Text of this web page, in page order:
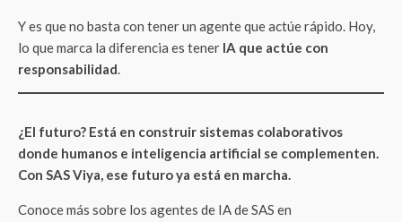
Y es que no basta con tener un agente que actúe rápido. Hoy,
lo que marca la diferencia es tener IA que actúe con
responsabilidad.
¿El futuro? Está en construir sistemas colaborativos
donde humanos e inteligencia artificial se complementen.
Con SAS Viya, ese futuro ya está en marcha.
Conoce más sobre los agentes de IA de SAS en